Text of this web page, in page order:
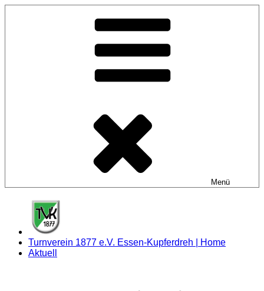
Menü
Turnverein 1877 e.V. Essen-Kupferdreh | Home
Aktuell